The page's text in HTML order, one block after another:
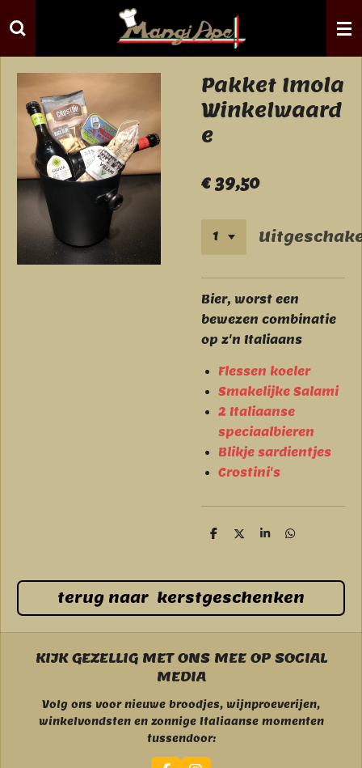
direct
naar
hoofdinhoud
Pakket Imola
Winkelwaard
e
€ 39,50
Bier, worst een
bewezen combinatie
op z'n Italiaans
Flessen koeler
Smakelijke Salami
2 Italiaanse
speciaalbieren
Blikje sardientjes
Crostini's
D
n
D
S
e
D
n
terug naar kerstgeschenken
KIJK GEZELLIG MET ONS MEE OP SOCIAL
MEDIA
Volg ons voor nieuwe broodjes, wijnproeverijen,
winkelvondsten en zonnige Italiaanse momenten
tussendoor: